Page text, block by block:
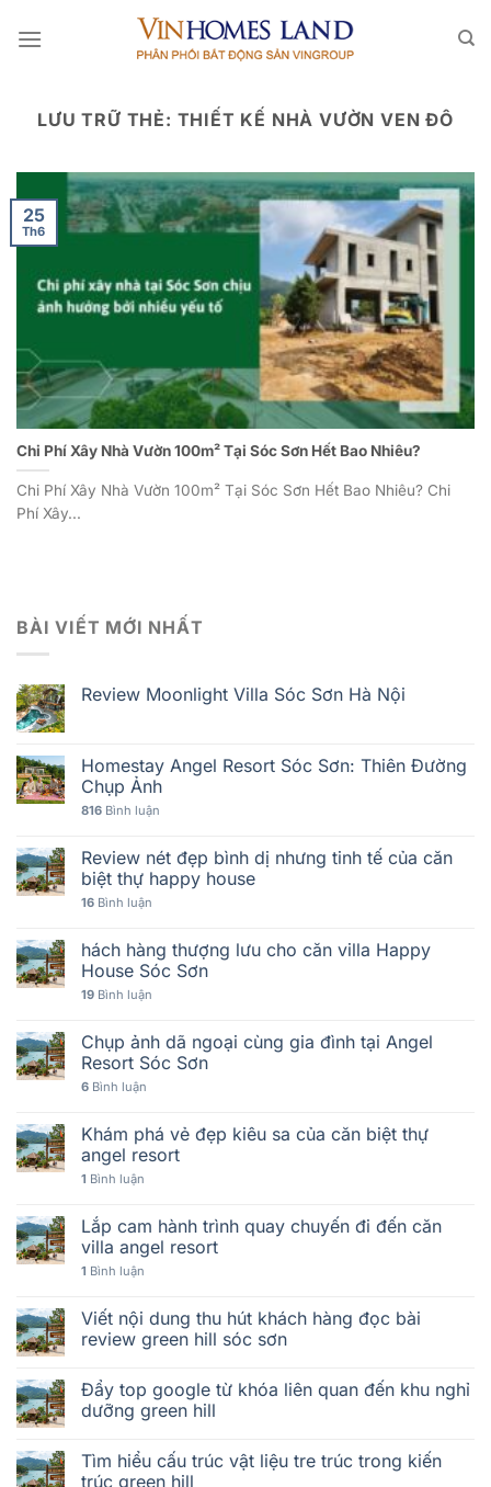
qua
LƯU TRỮ THẺ: THIẾT KẾ NHÀ VƯỜN VEN ĐÔ
Chi Phí Xây Nhà Vườn 100m² Tại Sóc Sơn Hết Bao Nhiêu?
Chi Phí Xây Nhà Vườn 100m² Tại Sóc Sơn Hết Bao Nhiêu? Chi
Phí Xây...
25
Th6
BÀI VIẾT MỚI NHẤT
Review Moonlight Villa Sóc Sơn Hà Nội
Homestay Angel Resort Sóc Sơn: Thiên Đường
Chụp Ảnh
816 Bình luận
Review nét đẹp bình dị nhưng tinh tế của căn
biệt thự happy house
16 Bình luận
hách hàng thượng lưu cho căn villa Happy
House Sóc Sơn
19 Bình luận
Chụp ảnh dã ngoại cùng gia đình tại Angel
Resort Sóc Sơn
6 Bình luận
Khám phá vẻ đẹp kiêu sa của căn biệt thự
angel resort
1 Bình luận
Lắp cam hành trình quay chuyến đi đến căn
villa angel resort
1 Bình luận
Viết nội dung thu hút khách hàng đọc bài
review green hill sóc sơn
Đẩy top google từ khóa liên quan đến khu nghỉ
dưỡng green hill
Tìm hiểu cấu trúc vật liệu tre trúc trong kiến
trúc green hill